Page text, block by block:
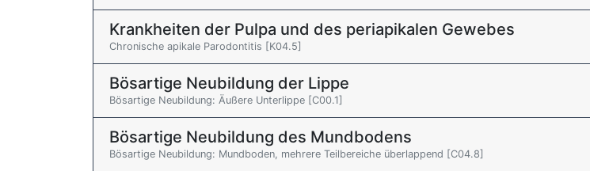
Krankheiten der Pulpa und des periapikalen Gewebes
Chronische apikale Parodontitis [K04.5]
Bösartige Neubildung der Lippe
Bösartige Neubildung: Äußere Unterlippe [C00.1]
Bösartige Neubildung des Mundbodens
Bösartige Neubildung: Mundboden, mehrere Teilbereiche überlappend [C04.8]